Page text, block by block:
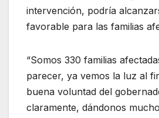
intervención, podría
favorable para las familias
“Somos 330 familias
parecer, ya vemos la luz al
buena voluntad del
claramente, dándonos